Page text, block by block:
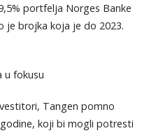
portfelja Norges Banke
je brojka koja je do 2023.
u fokusu
Tangen pomno
koji bi mogli potresti